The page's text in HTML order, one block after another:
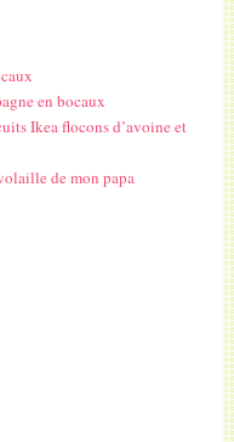
en bocaux
Ikea flocons d’avoine et
de mon papa